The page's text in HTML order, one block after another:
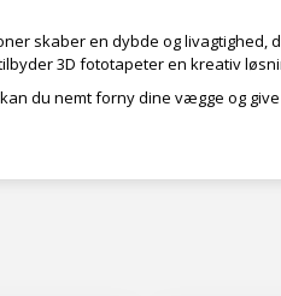
skaber en dybde og livagtighed,
3D fototapeter en kreativ
du nemt forny dine vægge og